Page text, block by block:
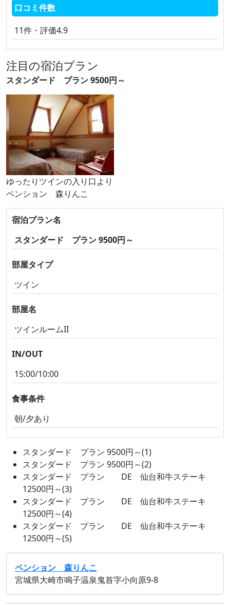
口コミ件数
11件・評価4.9
注目の宿泊プラン
スタンダード プラン 9500円～
ゆったりツインの入り口より
ペンション 森りんこ
宿泊プラン名
スタンダード プラン 9500円～
部屋タイプ
ツイン
部屋名
ツインルームII
IN/OUT
15:00/10:00
食事条件
朝/夕あり
スタンダード プラン 9500円～(1)
スタンダード プラン 9500円～(2)
スタンダード プラン DE 仙台和牛ステーキ
12500円～(3)
スタンダード プラン DE 仙台和牛ステーキ
12500円～(4)
スタンダード プラン DE 仙台和牛ステーキ
12500円～(5)
ペンション 森りんこ
宮城県大崎市鳴子温泉鬼首字小向原9-8